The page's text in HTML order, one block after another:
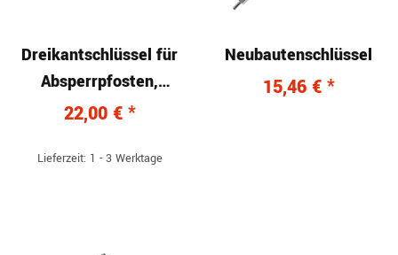
Dreikantschlüssel für
Absperrpfosten,
4210T22113
22,00 € *
Lieferzeit: 1 - 3 Werktage
Neubautenschlüssel
15,46 € *